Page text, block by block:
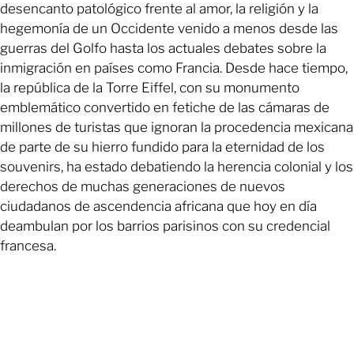
desencanto patológico frente al amor, la religión y la
hegemonía de un Occidente venido a menos desde las
guerras del Golfo hasta los actuales debates sobre la
inmigración en países como Francia. Desde hace tiempo,
la república de la Torre Eiffel, con su monumento
emblemático convertido en fetiche de las cámaras de
millones de turistas que ignoran la procedencia mexicana
de parte de su hierro fundido para la eternidad de los
souvenirs, ha estado debatiendo la herencia colonial y los
derechos de muchas generaciones de nuevos
ciudadanos de ascendencia africana que hoy en día
deambulan por los barrios parisinos con su credencial
francesa.